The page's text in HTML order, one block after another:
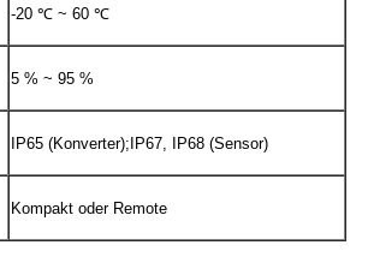
-20 ℃ ~ 60 ℃
5 % ~ 95 %
IP65 (Konverter);IP67, IP68 (Sensor)
Kompakt oder Remote